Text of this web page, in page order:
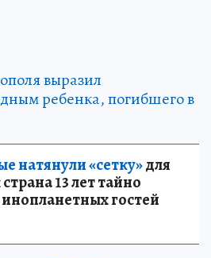
выразил
ребенка, погибшего в
натянули «сетку»для
13 лет тайно
инопланетных гостей